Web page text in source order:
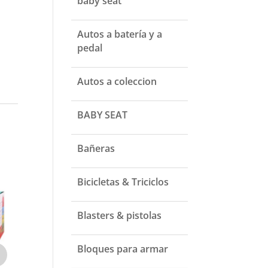
Autos a batería y a
pedal
Autos a coleccion
BABY SEAT
Bañeras
Bicicletas & Triciclos
Blasters & pistolas
Bloques para armar